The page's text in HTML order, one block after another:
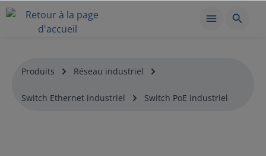
Produits Réseau industriel
Switch Ethernet industriel Switch PoE industriel